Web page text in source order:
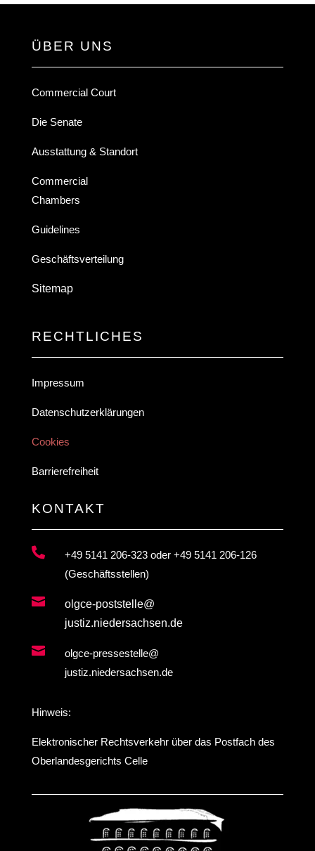
ÜBER UNS
Commercial Court
Die Senate
Ausstattung & Standort
Commercial
Chambers
Guidelines
Geschäftsverteilung
Sitemap
RECHTLICHES
Impressum
Datenschutzerklärungen
Cookies
Barrierefreiheit
KONTAKT
 +49 5141 206-323oder +49 5141 206-126
(Geschäftsstellen)

olgce-poststelle@
justiz.niedersachsen.de

olgce-pressestelle@
justiz.niedersachsen.de
Hinweis:
Elektronischer Rechtsverkehr über das Postfach des
Oberlandesgerichts Celle